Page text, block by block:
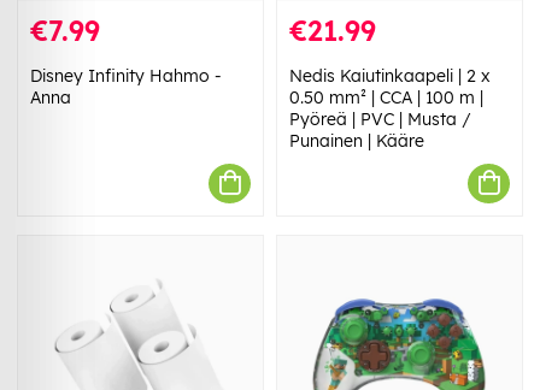
€7.99
Disney Infinity Hahmo -
Anna
€21.99
Nedis Kaiutinkaapeli | 2 x
0.50 mm² | CCA | 100 m |
Pyöreä | PVC | Musta /
Punainen | Kääre